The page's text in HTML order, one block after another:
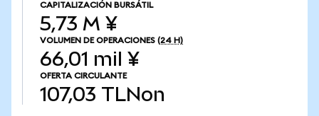
CAPITALIZACIÓN BURSÁTIL
5,73 M ¥
VOLUMEN DE OPERACIONES (24 H)
66,01 mil ¥
OFERTA CIRCULANTE
107,03 TLNon